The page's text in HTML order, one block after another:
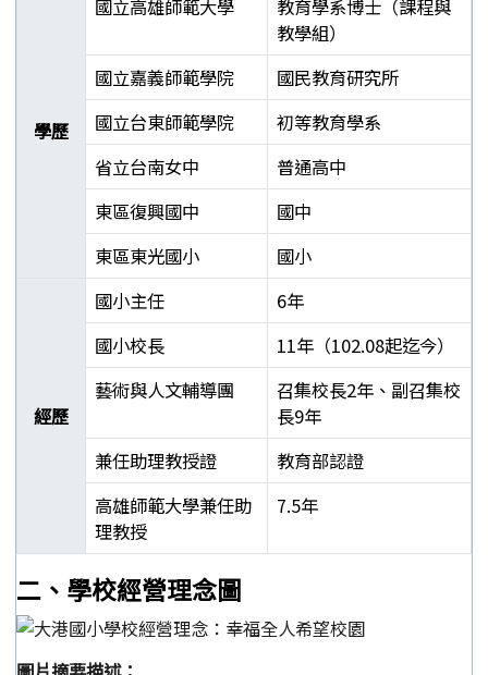
學歷
國立高雄師範大學
教育學系博士（課程與
教學組）
國立嘉義師範學院
國民教育研究所
國立台東師範學院
初等教育學系
省立台南女中
普通高中
東區復興國中
國中
東區東光國小
國小
經歷
國小主任
6年
國小校長
11年（102.08起迄今）
藝術與人文輔導團
召集校長2年、副召集校
長9年
兼任助理教授證
教育部認證
高雄師範大學兼任助
理教授
7.5年
二、學校經營理念圖